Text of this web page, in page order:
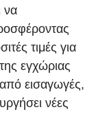
να
τιμές για
εγχώριας
εισαγωγές,
νέες